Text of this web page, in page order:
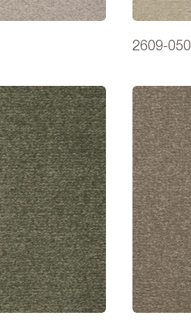
2609-050